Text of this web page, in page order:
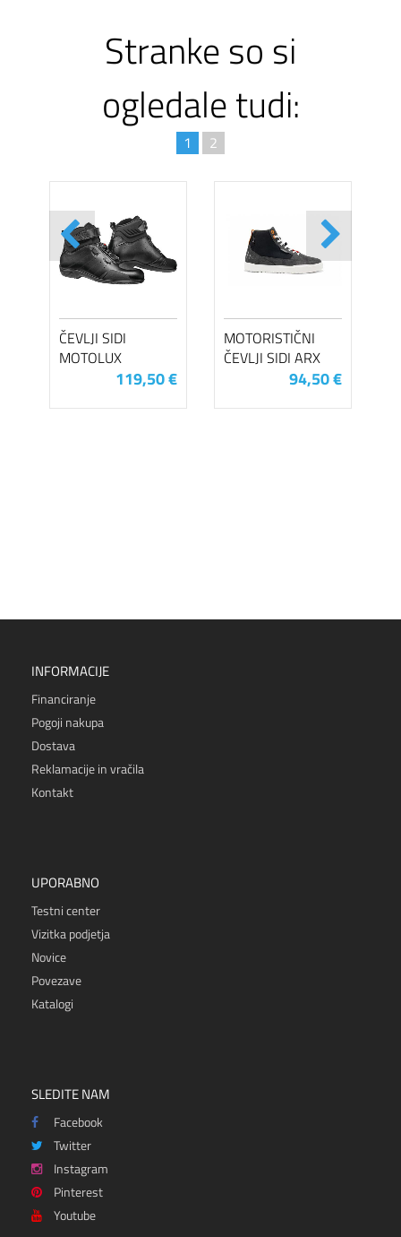
Stranke so si
ogledale tudi:
1 2
ČEVLJI SIDI
MOTOLUX
119,50 €
MOTORISTIČNI
ČEVLJI SIDI ARX
94,50 €
INFORMACIJE
Financiranje
Pogoji nakupa
Dostava
Reklamacije in vračila
Kontakt
UPORABNO
Testni center
Vizitka podjetja
Novice
Povezave
Katalogi
SLEDITE NAM
Facebook
Twitter
Instagram
Pinterest
Youtube